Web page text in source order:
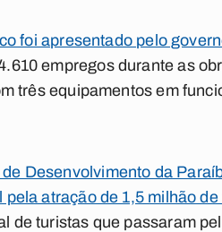
foi apresentado pelo
empregos durante as
três equipamentos em
Desenvolvimento da
atração de 1,5 milhão
de turistas que passaram